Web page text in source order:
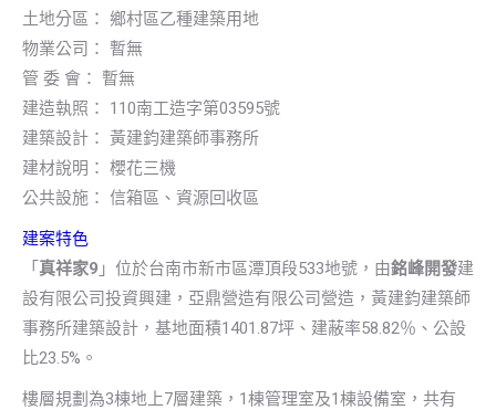
土地分區： 鄉村區乙種建築用地
物業公司： 暫無
管 委 會： 暫無
建造執照： 110南工造字第03595號
建築設計： 黃建鈞建築師事務所
建材說明： 櫻花三機
公共設施： 信箱區、資源回收區
建案特色
「 真祥家9 」位於台南市新市區潭頂段533地號，由銘峰開發建
設有限公司投資興建，亞鼎營造有限公司營造，黃建鈞建築師
事務所建築設計，基地面積1401.87坪、建蔽率58.82％、公設
比23.5%。
樓層規劃為3棟地上7層建築，1棟管理室及1棟設備室，共有